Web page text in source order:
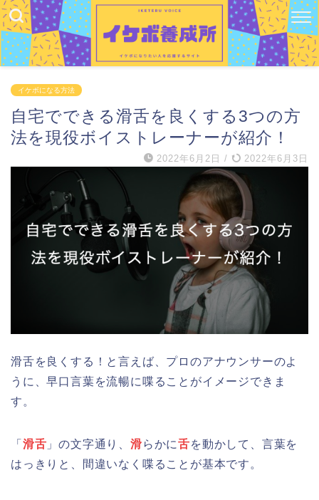
イケボになる方法
自宅でできる滑舌を良くする3つの方
法を現役ボイストレーナーが紹介！
2022年6月2日 / 2022年6月3日
滑舌を良くする！と言えば、プロのアナウンサーのよ
うに、早口言葉を流暢に喋ることがイメージできま
す。
「 滑舌 」の文字通り、滑らかに舌を動かして、言葉を
はっきりと、間違いなく喋ることが基本です。